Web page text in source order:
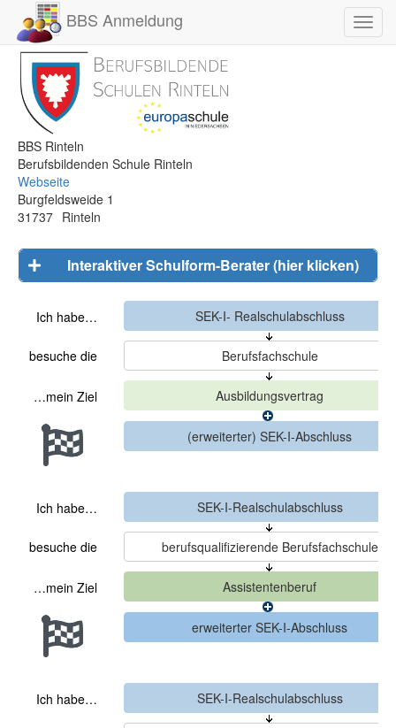
BBS Anmeldung
BBS Rinteln
Berufsbildenden Schule Rinteln
Webseite
Burgfeldsweide 1
31737 Rinteln
Interaktiver Schulform-Berater (hier klicken)
Ich habe…
besuche die
…mein Ziel
Ich habe…
besuche die
…mein Ziel
Ich habe…